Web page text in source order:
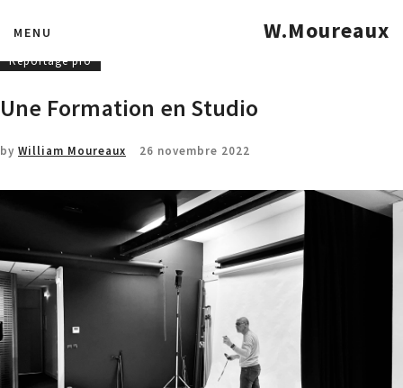
MENU W.Moureaux
Photographies industrielles
Portrait Studio
Reportage pro
Une Formation en Studio
by William Moureaux 26 novembre 2022